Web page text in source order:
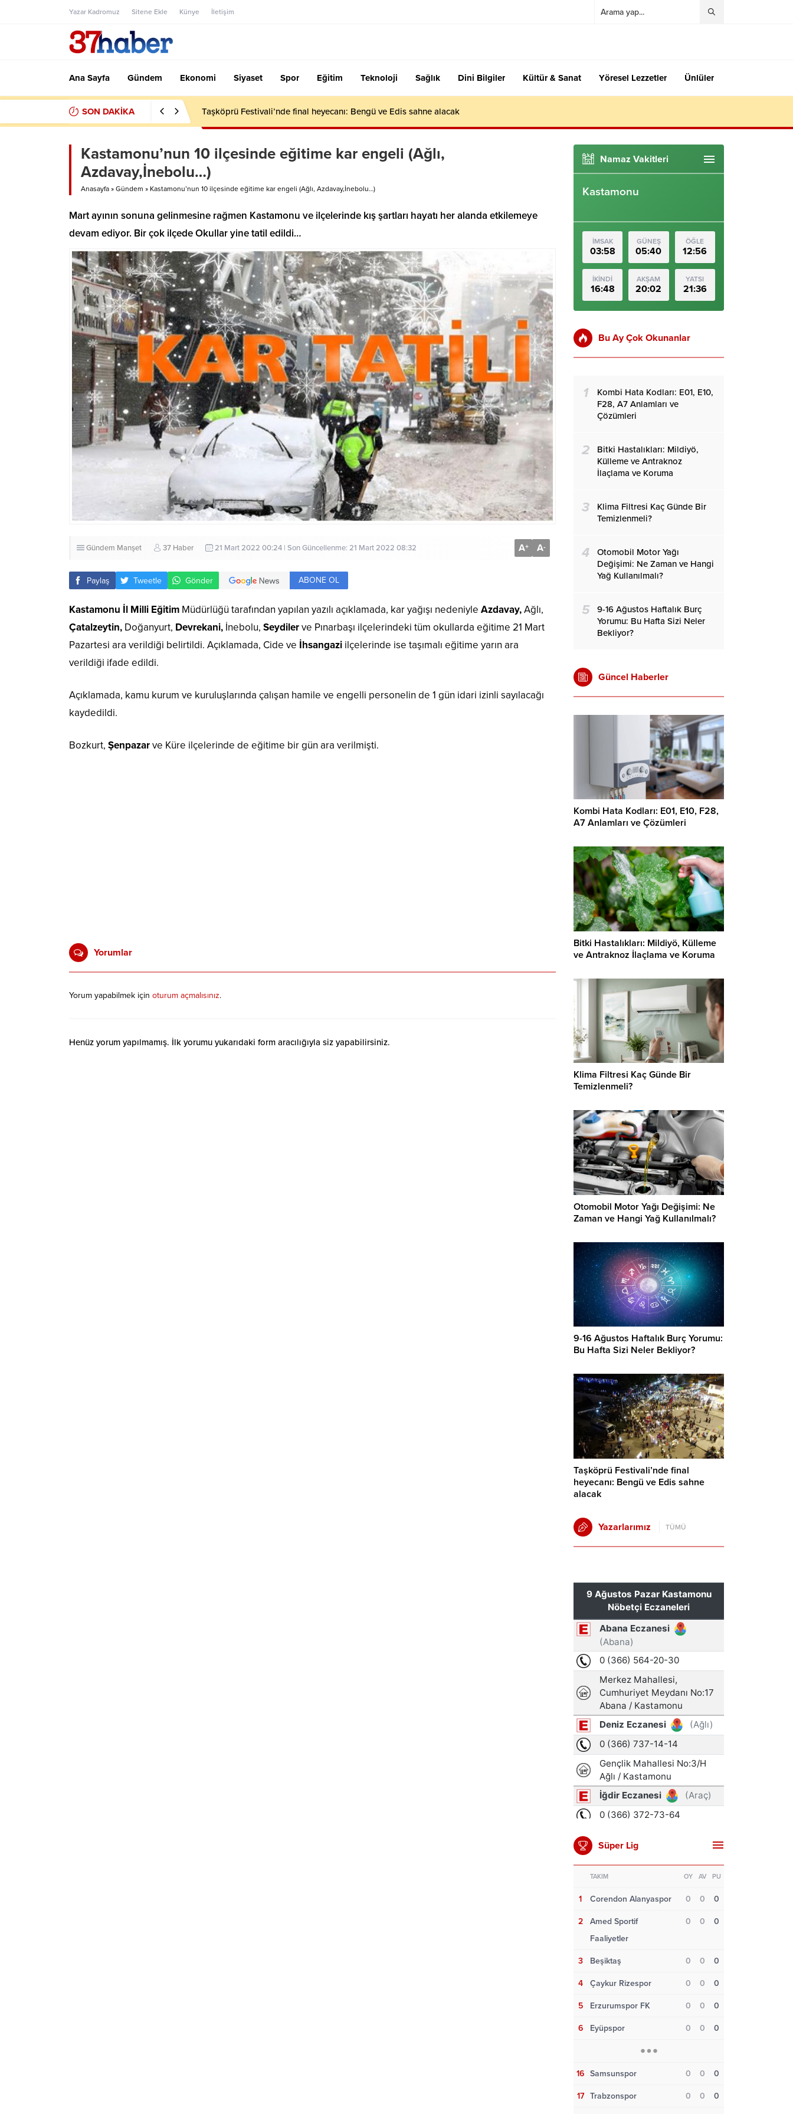
Yazar Kadromuz Sitene Ekle Künye İletişim
Ana Sayfa Gündem Ekonomi Siyaset Spor Eğitim Teknoloji Sağlık Dini Bilgiler Kültür & Sanat Yöresel Lezzetler Ünlüler
SON DAKİKA Taşköprü Festivali’nde final heyecanı: Bengü ve Edis sahne alacak
Kastamonu’nun 10 ilçesinde eğitime kar engeli (Ağlı,
Azdavay,İnebolu…)
Anasayfa » Gündem » Kastamonu’nun 10 ilçesinde eğitime kar engeli (Ağlı, Azdavay,İnebolu…)
Mart ayının sonuna gelinmesine rağmen Kastamonu ve ilçelerinde kış şartları hayatı her alanda etkilemeye
devam ediyor. Bir çok ilçede Okullar yine tatil edildi…
Gündem Manşet 37 Haber 21 Mart 2022 00:24 | Son Güncellenme: 21 Mart 2022 08:32 A+ A-
Paylaş Tweetle Gönder ABONE OL
Kastamonu İl Milli Eğitim Müdürlüğü tarafından yapılan yazılı açıklamada, kar yağışı nedeniyle Azdavay,Ağlı,
Çatalzeytin, Doğanyurt, Devrekani, İnebolu, Seydilerve Pınarbaşı ilçelerindeki tüm okullarda eğitime 21 Mart
Pazartesi ara verildiği belirtildi. Açıklamada, Cide ve İhsangazi ilçelerinde ise taşımalı eğitime yarın ara
verildiği ifade edildi.
Açıklamada, kamu kurum ve kuruluşlarında çalışan hamile ve engelli personelin de 1 gün idari izinli sayılacağı
kaydedildi.
Bozkurt, Şenpazarve Küre ilçelerinde de eğitime bir gün ara verilmişti.
Yorumlar
Yorum yapabilmek için oturum açmalısınız.
Henüz yorum yapılmamış. İlk yorumu yukarıdaki form aracılığıyla siz yapabilirsiniz.
Namaz Vakitleri
Kastamonu
İMSAK
03:58
GÜNEŞ
05:40
ÖĞLE
12:56
İKİNDİ
16:48
AKŞAM
20:02
YATSI
21:36
Bu Ay Çok Okunanlar
1
Kombi Hata Kodları: E01, E10,
F28, A7 Anlamları ve
Çözümleri
2
Bitki Hastalıkları: Mildiyö,
Külleme ve Antraknoz
İlaçlama ve Koruma
3
Klima Filtresi Kaç Günde Bir
Temizlenmeli?
4
Otomobil Motor Yağı
Değişimi: Ne Zaman ve Hangi
Yağ Kullanılmalı?
5
9-16 Ağustos Haftalık Burç
Yorumu: Bu Hafta Sizi Neler
Bekliyor?
Güncel Haberler
Kombi Hata Kodları: E01, E10, F28,
A7 Anlamları ve Çözümleri
Bitki Hastalıkları: Mildiyö, Külleme
ve Antraknoz İlaçlama ve Koruma
Klima Filtresi Kaç Günde Bir
Temizlenmeli?
Otomobil Motor Yağı Değişimi: Ne
Zaman ve Hangi Yağ Kullanılmalı?
9-16 Ağustos Haftalık Burç Yorumu:
Bu Hafta Sizi Neler Bekliyor?
Taşköprü Festivali’nde final
heyecanı: Bengü ve Edis sahne
alacak
Yazarlarımız TÜMÜ
Süper Lig
TAKIM OY AV PU
1 Corendon Alanyaspor 0 0 0
2
Amed Sportif
Faaliyetler
0 0 0
3 Beşiktaş 0 0 0
4 Çaykur Rizespor 0 0 0
5 Erzurumspor FK 0 0 0
6 Eyüpspor 0 0 0
16 Samsunspor 0 0 0
17 Trabzonspor 0 0 0